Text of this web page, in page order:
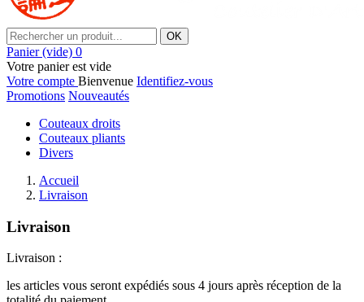
OK
Panier (vide) 0
Votre panier est vide
Votre compte Bienvenue Identifiez-vous
Promotions Nouveautés
Couteaux droits
Couteaux pliants
Divers
Accueil
Livraison
Livraison
Livraison :
les articles vous seront expédiés sous 4 jours après réception de la